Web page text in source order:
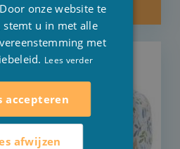
KOOP NUonze website te
stemt u in met alle
met
Lees verder
accepteren
afwijzen